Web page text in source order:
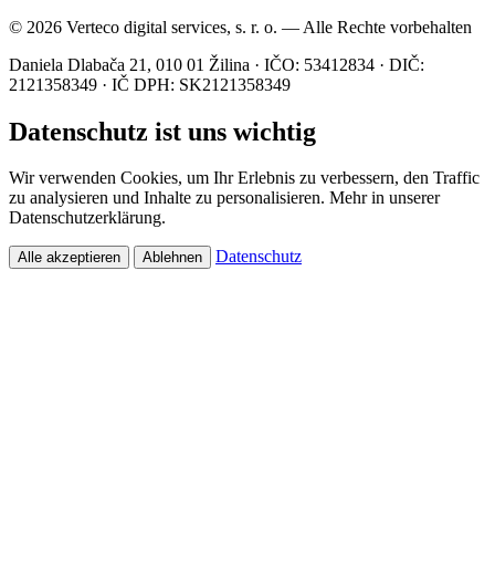
© 2026 Verteco digital services, s. r. o. — Alle Rechte vorbehalten
Daniela Dlabača 21, 010 01 Žilina · IČO: 53412834 · DIČ:
2121358349 · IČ DPH: SK2121358349
Datenschutz ist uns wichtig
Wir verwenden Cookies, um Ihr Erlebnis zu verbessern, den Traffic
zu analysieren und Inhalte zu personalisieren. Mehr in unserer
Datenschutzerklärung.
Alle akzeptieren Ablehnen Datenschutz